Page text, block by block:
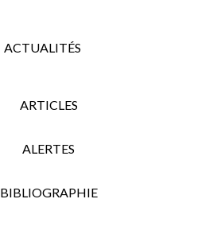
ACTUALITÉS
ARTICLES
ALERTES
BIBLIOGRAPHIE